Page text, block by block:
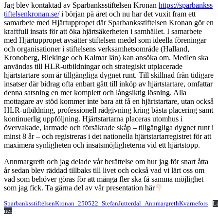
Jag blev kontaktad av Sparbanksstiftelsen Kronan https://sparbankss
tiftelsenkronan.se/i början på året och nu har det vuxit fram ett
samarbete med Hjärtuppropet där Sparbanksstiftelsen Kronan gör en
kraftfull insats för att öka hjärtsäkerheten i samhället. I samarbete
med Hjärtuppropet avsätter stiftelsen medel som ideella föreningar
och organisationer i stiftelsens verksamhetsområde (Halland,
Kronoberg, Blekinge och Kalmar län) kan ansöka om. Medlen ska
användas till HLR-utbildningar och strategiskt utplacerade
hjärtstartare som är tillgängliga dygnet runt. Till skillnad från tidigare
insatser där bidrag ofta enbart gått till inköp av hjärtstartare, omfattar
denna satsning en mer komplett och långsiktig lösning. Alla
mottagare av stöd kommer inte bara att få en hjärtstartare, utan också
HLR-utbildning, professionell rådgivning kring bästa placering samt
kontinuerlig uppföljning. Hjärtstartarna placeras utomhus i
övervakade, larmade och försäkrade skåp – tillgängliga dygnet runt i
minst 8 år – och registreras i det nationella hjärtstartarregistret för att
maximera synligheten och insatsmöjligheterna vid ett hjärtstopp.
Annmargreth och jag delade vår berättelse om hur jag för snart åtta
år sedan blev räddad tillbaks till livet och också vad vi lärt oss om
vad som behöver göras för att många fler ska få samma möjlighet
som jag fick. Ta gärna del av vår presentation här
SparbanksstiftelsenKronan_250522_StefanJutterdal_AnnmargrethKvarnefors
ner